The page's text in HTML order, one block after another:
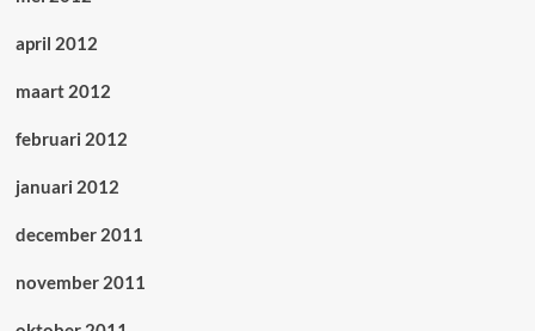
april 2012
maart 2012
februari 2012
januari 2012
december 2011
november 2011